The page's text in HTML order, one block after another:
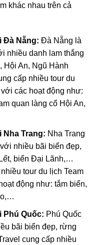
khác nhau trên cả
Đà Nẵng: Đà Nẵng là
nhiều danh lam thắng
Hội An, Ngũ Hành
cấp nhiều tour du
các hoạt động như:
quan làng cổ Hội An,
Nha Trang: Nha Trang
nhiều bãi biển đẹp,
biển Đại Lãnh,…
tour du lịch Team
động như: tắm biển,
Phú Quốc: Phú Quốc
bãi biển đẹp, rừng
cung cấp nhiều